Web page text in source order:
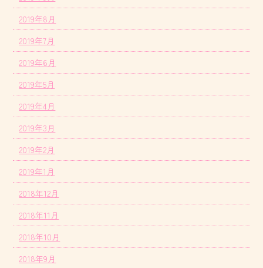
2019年8月
2019年7月
2019年6月
2019年5月
2019年4月
2019年3月
2019年2月
2019年1月
2018年12月
2018年11月
2018年10月
2018年9月